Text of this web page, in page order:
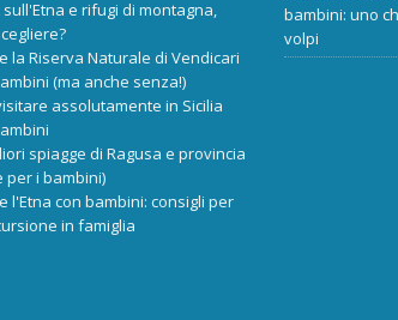
sull'Etna e rifugi di montagna,
la Riserva Naturale di Vendicari
(ma anche senza!)
assolutamente in Sicilia
spiagge di Ragusa e provincia
per i bambini)
l'Etna con bambini: consigli per
in famiglia
bambini: uno
volpi